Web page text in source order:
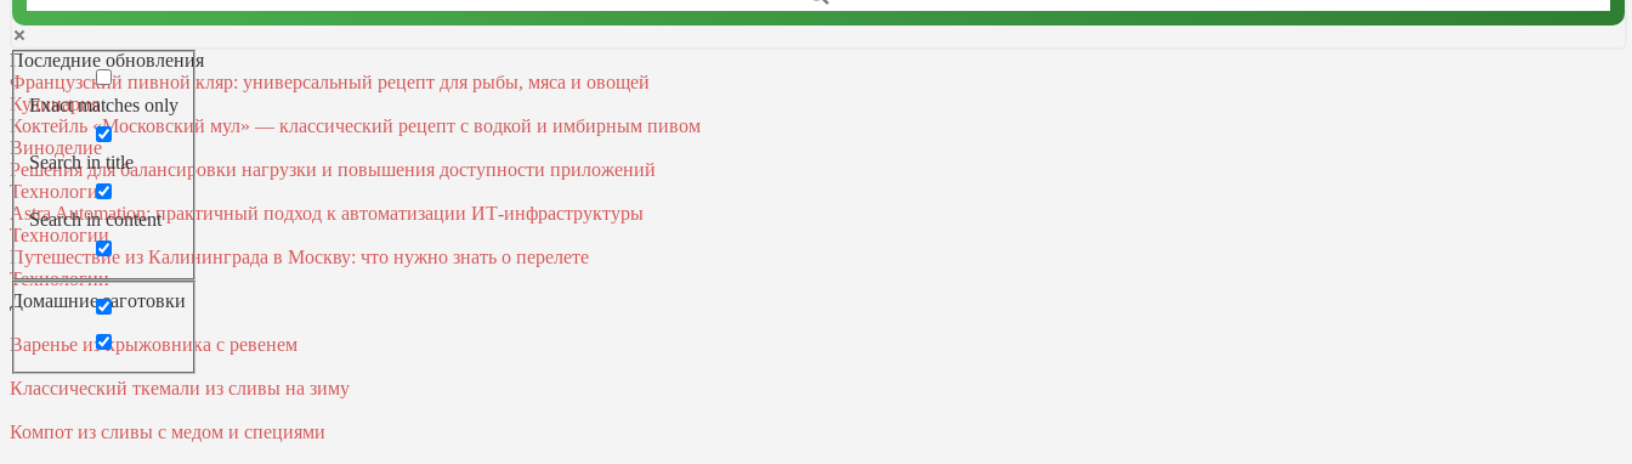
Exact matches only
Search in title
Search in content
Последние обновления
Французский пивной кляр: универсальный рецепт для рыбы, мяса и овощей
Кулинария
Коктейль «Московский мул» — классический рецепт с водкой и имбирным пивом
Виноделие
Решения для балансировки нагрузки и повышения доступности приложений
Технологии
Astra Automation: практичный подход к автоматизации ИТ‑инфраструктуры
Технологии
Путешествие из Калининграда в Москву: что нужно знать о перелете
Технологии
Домашние заготовки
Варенье из крыжовника с ревенем
Классический ткемали из сливы на зиму
Компот из сливы с медом и специями